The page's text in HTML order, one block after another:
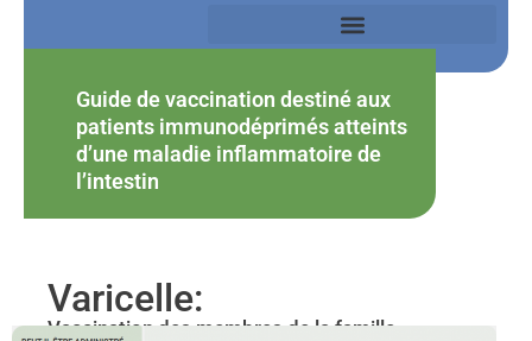
Guide de vaccination destiné aux
patients immunodéprimés atteints
d’une maladie inflammatoire de
l’intestin
Varicelle:
Vaccination des membres de la famille